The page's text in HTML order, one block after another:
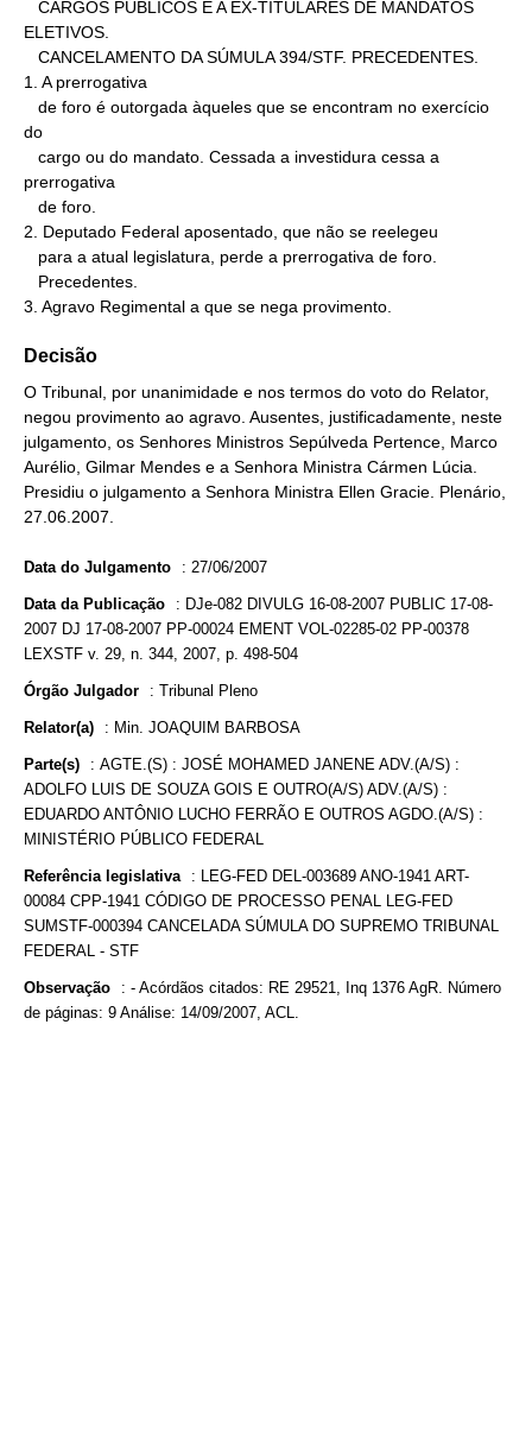
ELETIVOS.
1. A prerrogativa
do
prerrogativa
2. Deputado Federal aposentado, que não se reelegeu
3. Agravo Regimental a que se nega provimento.
Decisão
O Tribunal, por unanimidade e nos termos do voto do Relator,
negou provimento ao agravo. Ausentes, justificadamente, neste
julgamento, os Senhores Ministros Sepúlveda Pertence, Marco
Aurélio, Gilmar Mendes e a Senhora Ministra Cármen Lúcia.
Presidiu o julgamento a Senhora Ministra Ellen Gracie. Plenário,
27.06.2007.
Data do Julgamento : 27/06/2007
Data da Publicação : DJe-082 DIVULG 16-08-2007 PUBLIC 17-08-
2007 DJ 17-08-2007 PP-00024 EMENT VOL-02285-02 PP-00378
LEXSTF v. 29, n. 344, 2007, p. 498-504
Órgão Julgador : Tribunal Pleno
Relator(a) : Min. JOAQUIM BARBOSA
Parte(s) : AGTE.(S) : JOSÉ MOHAMED JANENE ADV.(A/S) :
ADOLFO LUIS DE SOUZA GOIS E OUTRO(A/S) ADV.(A/S) :
EDUARDO ANTÔNIO LUCHO FERRÃO E OUTROS AGDO.(A/S) :
MINISTÉRIO PÚBLICO FEDERAL
Referência legislativa : LEG-FED DEL-003689 ANO-1941 ART-
00084 CPP-1941 CÓDIGO DE PROCESSO PENAL LEG-FED
SUMSTF-000394 CANCELADA SÚMULA DO SUPREMO TRIBUNAL
FEDERAL - STF
Observação : - Acórdãos citados: RE 29521, Inq 1376 AgR. Número
de páginas: 9 Análise: 14/09/2007, ACL.